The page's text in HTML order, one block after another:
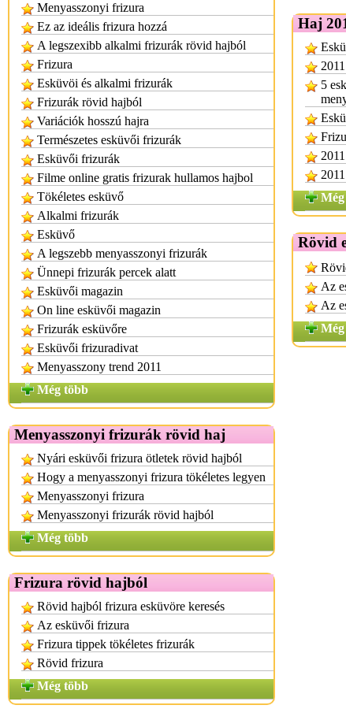
Menyasszonyi frizura
Ez az ideális frizura hozzá
A legszexibb alkalmi frizurák rövid hajból
Frizura
Esküvöi és alkalmi frizurák
Frizurák rövid hajból
Variációk hosszú hajra
Természetes esküvői frizurák
Esküvői frizurák
Filme online gratis frizurak hullamos hajbol
Tökéletes esküvő
Alkalmi frizurák
Esküvő
A legszebb menyasszonyi frizurák
Ünnepi frizurák percek alatt
Esküvői magazin
On line esküvői magazin
Frizurák esküvőre
Esküvői frizuradivat
Menyasszony trend 2011
Még több
Menyasszonyi frizurák rövid haj
Nyári esküvői frizura ötletek rövid hajból
Hogy a menyasszonyi frizura tökéletes legyen
Menyasszonyi frizura
Menyasszonyi frizurák rövid hajból
Még több
Frizura rövid hajból
Rövid hajból frizura esküvöre keresés
Az esküvői frizura
Frizura tippek tökéletes frizurák
Rövid frizura
Még több
Haj
5
Rövid
Az
Az